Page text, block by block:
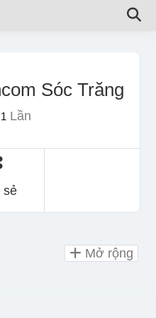
Sóc Trăng
1 Lần
sẻ
Mở rộng